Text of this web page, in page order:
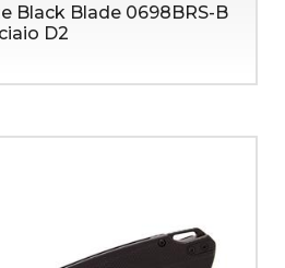
Black Blade 0698BRS-B
D2